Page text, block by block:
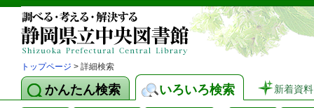
トップページ > 詳細検索
かんたん検索 いろいろ検索 新着資料